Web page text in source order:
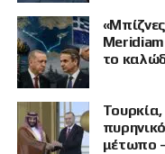
το
μέτωπο